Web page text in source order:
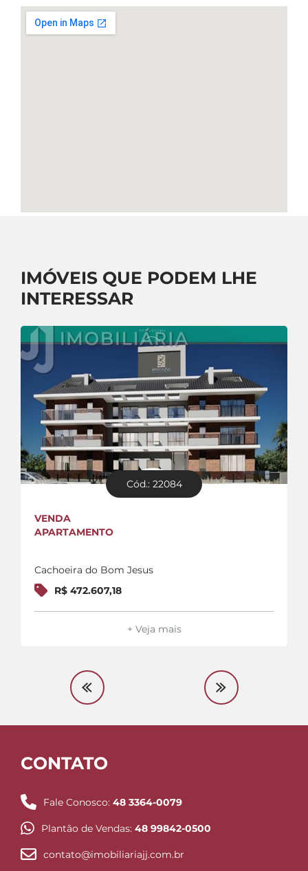
IMÓVEIS QUE PODEM LHE
INTERESSAR
Cód.: 22084
VENDA
APARTAMENTO
Cachoeira do Bom Jesus
R$ 472.607,18
+ Veja mais
CONTATO
Fale Conosco: 48 3364-0079
Plantão de Vendas: 48 99842-0500
contato@imobiliariajj.com.br